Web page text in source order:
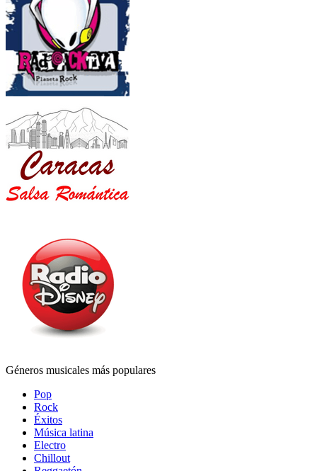
Géneros musicales más populares
Pop
Rock
Éxitos
Música latina
Electro
Chillout